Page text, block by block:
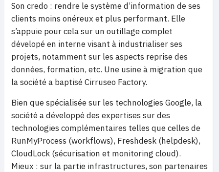
Son credo : rendre le système d’information de ses
clients moins onéreux et plus performant. Elle
s’appuie pour cela sur un outillage complet
dévelopé en interne visant à industrialiser ses
projets, notamment sur les aspects reprise des
données, formation, etc. Une usine à migration que
la société a baptisé Cirruseo Factory.
Bien que spécialisée sur les technologies Google, la
société a développé des expertises sur des
technologies complémentaires telles que celles de
RunMyProcess (workflows), Freshdesk (helpdesk),
CloudLock (sécurisation et monitoring cloud).
Mieux : sur la partie infrastructures, son partenaires